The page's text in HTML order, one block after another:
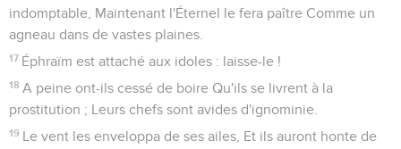
indomptable, Maintenant l'Éternel le fera paître Comme un
agneau dans de vastes plaines.
17 Éphraïm est attaché aux idoles : laisse-le !
18 A peine ont-ils cessé de boire Qu'ils se livrent à la
prostitution ; Leurs chefs sont avides d'ignominie.
19 Le vent les enveloppa de ses ailes, Et ils auront honte de